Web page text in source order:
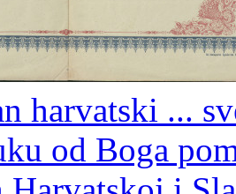
harvatski ...
od Boga